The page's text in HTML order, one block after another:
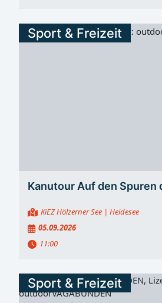
Sport & Freizeit
Kanutour Auf den Spuren
KiEZ Hölzerner See | Heidesee
05.09.2026
11:00
Sport & Freizeit